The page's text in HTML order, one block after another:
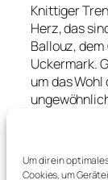
Um dir ein
Cookies, um
Knittiger
Herz, das
Ballouz,
Uckermark.
um das
der die
kümmert.
Bösewicht